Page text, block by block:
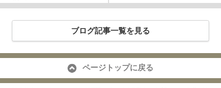
ブログ記事一覧を見る
ページトップに戻る